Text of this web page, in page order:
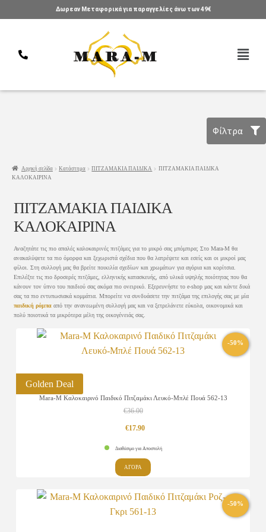
Δωρεαν Μεταφορικά για παραγγελίες άνω των 49€
Αρχική σελίδα Κατάστημα ΠΙΤΖΑΜΑΚΙΑ ΠΑΙΔΙΚΑ
ΠΙΤΖΑΜΑΚΙΑ ΠΑΙΔΙΚΑ
ΚΑΛΟΚΑΙΡΙΝΑ
ΠΙΤΖΑΜΑΚΙΑ ΠΑΙΔΙΚΑ
ΚΑΛΟΚΑΙΡΙΝΑ
Αναζητάτε τις πιο απαλές καλοκαιρινές πιτζάμες για το μικρό σας μπόμπιρα; Στο Mara-M θα
ανακαλύψετε τα πιο όμορφα και ξεχωριστά σχέδια που θα λατρέψετε και εσείς και οι μικροί μας
φίλοι. Στη συλλογή μας θα βρείτε ποικιλία σχεδίων και χρωμάτων για αγόρια και κορίτσια.
Επιλέξτε τις πιο δροσερές πιτζάμες, ελληνικής κατασκευής, από υλικά υψηλής ποιότητας που θα
κάνουν τον ύπνο του παιδιού σας ακόμα πιο ονειρικό. Εξερευνήστε το e-shop μας και κάντε δικά
σας τα πιο εντυπωσιακά κομμάτια. Μπορείτε να συνδυάσετε την πιτζάμα της επιλογής σας με μία
παιδική ρόμπααπό την ανανεωμένη συλλογή μας και να ξετρελάνετε εύκολα, οικονομικά και
πολύ ποιοτικά τα μικρότερα μέλη της οικογένειάς σας.
Golden Deal
-50%
Mara-M Καλοκαιρινό Παιδικό Πιτζαμάκι Λευκό-Μπλέ Πουά 562-13
€36.00
Original
price
was:
€17.90Η
τρέχουσα
τιμή
€17.90.
Διαθέσιμο για Αποστολή
ΑΓΟΡΑ
Αυτό
προϊόν
έχει
-50%
Φίλτρα